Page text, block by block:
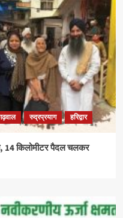
रुद्रप्रयाग हरिद्वार
14 किलोमीटर पैदल चलकर